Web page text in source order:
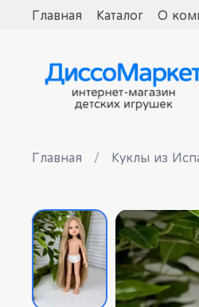
Главная Каталог О
Главная Куклы из